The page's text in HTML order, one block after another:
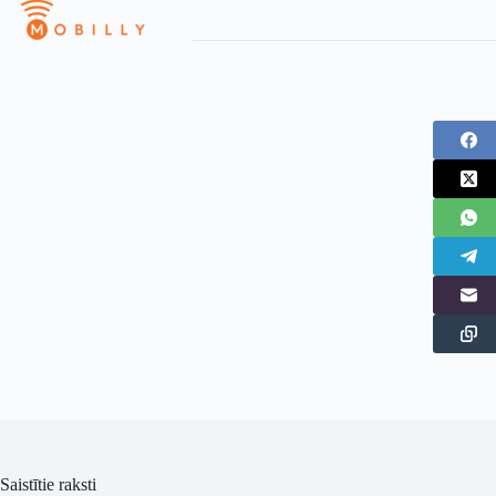
Saistītie raksti